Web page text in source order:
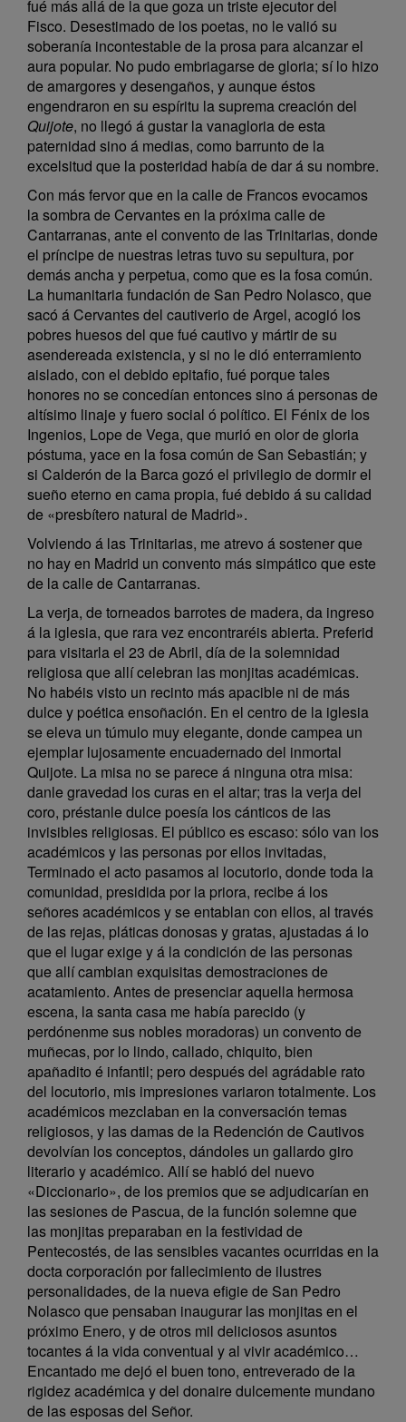
fué más allá de la que goza un triste ejecutor del
Fisco. Desestimado de los poetas, no le valió su
soberanía incontestable de la prosa para alcanzar el
aura popular. No pudo embriagarse de gloria; sí lo hizo
de amargores y desengaños, y aunque éstos
engendraron en su espíritu la suprema creación del
Quijote, no llegó á gustar la vanagloria de esta
paternidad sino á medias, como barrunto de la
excelsitud que la posteridad había de dar á su nombre.
Con más fervor que en la calle de Francos evocamos
la sombra de Cervantes en la próxima calle de
Cantarranas, ante el convento de las Trinitarias, donde
el príncipe de nuestras letras tuvo su sepultura, por
demás ancha y perpetua, como que es la fosa común.
La humanitaria fundación de San Pedro Nolasco, que
sacó á Cervantes del cautiverio de Argel, acogió los
pobres huesos del que fué cautivo y mártir de su
asendereada existencia, y si no le dió enterramiento
aislado, con el debido epitafio, fué porque tales
honores no se concedían entonces sino á personas de
altísimo linaje y fuero social ó político. El Fénix de los
Ingenios, Lope de Vega, que murió en olor de gloria
póstuma, yace en la fosa común de San Sebastián; y
si Calderón de la Barca gozó el privilegio de dormir el
sueño eterno en cama propia, fué debido á su calidad
de «presbítero natural de Madrid».
Volviendo á las Trinitarias, me atrevo á sostener que
no hay en Madrid un convento más simpático que este
de la calle de Cantarranas.
La verja, de torneados barrotes de madera, da ingreso
á la iglesia, que rara vez encontraréis abierta. Preferid
para visitarla el 23 de Abril, día de la solemnidad
religiosa que allí celebran las monjitas académicas.
No habéis visto un recinto más apacible ni de más
dulce y poética ensoñación. En el centro de la iglesia
se eleva un túmulo muy elegante, donde campea un
ejemplar lujosamente encuadernado del inmortal
Quijote. La misa no se parece á ninguna otra misa:
danle gravedad los curas en el altar; tras la verja del
coro, préstanle dulce poesía los cánticos de las
invisibles religiosas. El público es escaso: sólo van los
académicos y las personas por ellos invitadas,
Terminado el acto pasamos al locutorio, donde toda la
comunidad, presidida por la priora, recibe á los
señores académicos y se entablan con ellos, al través
de las rejas, pláticas donosas y gratas, ajustadas á lo
que el lugar exige y á la condición de las personas
que allí cambian exquisitas demostraciones de
acatamiento. Antes de presenciar aquella hermosa
escena, la santa casa me había parecido (y
perdónenme sus nobles moradoras) un convento de
muñecas, por lo lindo, callado, chiquito, bien
apañadito é infantil; pero después del agrádable rato
del locutorio, mis impresiones variaron totalmente. Los
académicos mezclaban en la conversación temas
religiosos, y las damas de la Redención de Cautivos
devolvían los conceptos, dándoles un gallardo giro
literario y académico. Allí se habló del nuevo
«Diccionario», de los premios que se adjudicarían en
las sesiones de Pascua, de la función solemne que
las monjitas preparaban en la festividad de
Pentecostés, de las sensibles vacantes ocurridas en la
docta corporación por fallecimiento de ilustres
personalidades, de la nueva efigie de San Pedro
Nolasco que pensaban inaugurar las monjitas en el
próximo Enero, y de otros mil deliciosos asuntos
tocantes á la vida conventual y al vivir académico…
Encantado me dejó el buen tono, entreverado de la
rigidez académica y del donaire dulcemente mundano
de las esposas del Señor.